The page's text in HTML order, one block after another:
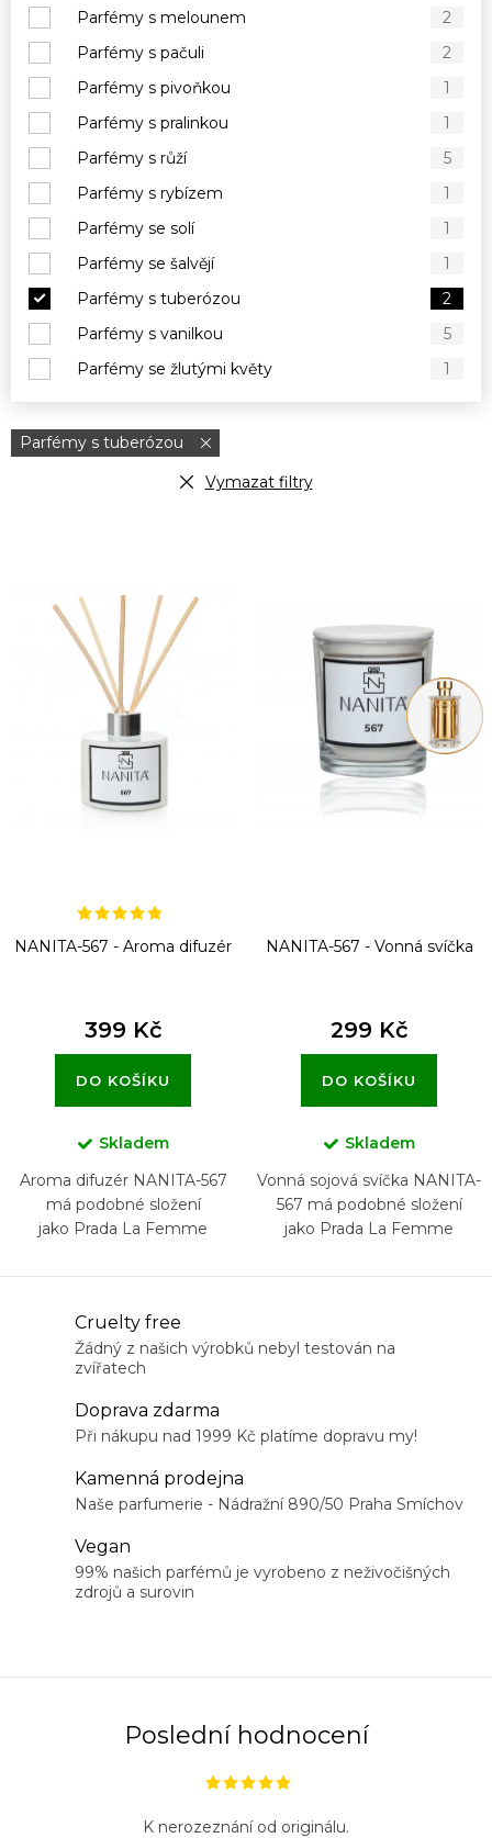
Parfémy s melounem
2
Parfémy s pačuli
2
Parfémy s pivoňkou
1
Parfémy s pralinkou
1
Parfémy s růží
5
Parfémy s rybízem
1
Parfémy se solí
1
Parfémy se šalvějí
1
Parfémy s tuberózou
2
Parfémy s vanilkou
5
Parfémy se žlutými květy
1
Parfémy s tuberózou
Vymazat filtry
t
NANITA-567 - Aroma difuzér
399 Kč
DO KOŠÍKU
Skladem
Aroma difuzér NANITA-567
má podobné složení
jako Prada La Femme
NANITA-567 - Vonná svíčka
299 Kč
DO KOŠÍKU
Skladem
Vonná sojová svíčka NANITA-
567 má podobné složení
jako Prada La Femme
Cruelty free
Žádný z našich výrobků nebyl testován na
zvířatech
Doprava zdarma
Při nákupu nad 1999 Kč platíme dopravu my!
Kamenná prodejna
Naše parfumerie - Nádražní 890/50 Praha Smíchov
Vegan
99% našich parfémů je vyrobeno z neživočišných
zdrojů a surovin
Poslední hodnocení
K nerozeznání od originálu.